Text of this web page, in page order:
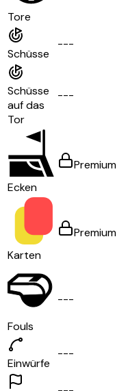
Tore
Schüsse
---
Schüsse
auf das
Tor
---
Ecken
Premium
Karten
Premium
Fouls
---
Einwürfe
---